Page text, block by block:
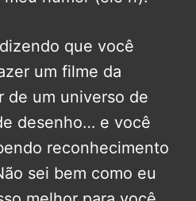
que você
um filme da
de um universo de
desenho… e você
reconhecimento
sei bem como eu